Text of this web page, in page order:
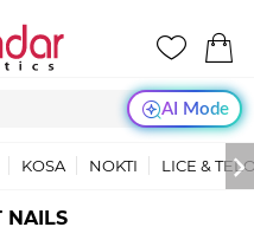
AI Mode
KOSA NOKTI LICE &
NAILS